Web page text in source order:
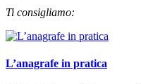
Ti consigliamo:
L’anagrafe in pratica